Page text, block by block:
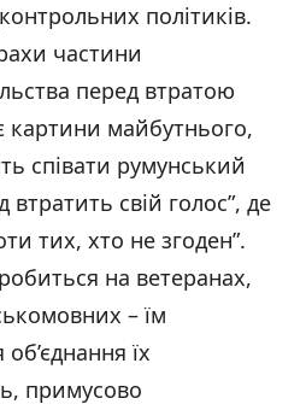
політиків.
частини
перед втратою
картини майбутнього,
співати румунський
втратить свій голос”, де
тих, хто не згоден”.
на ветеранах,
– їм
їх
примусово